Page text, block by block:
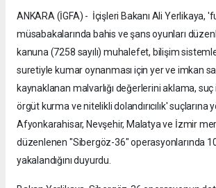
ANKARA (İGFA) - İçişleri Bakanı Ali Yerlikaya,
müsabakalarında bahis ve şans oyunları
kanuna (7258 sayılı) muhalefet, bilişim
suretiyle kumar oynanması için yer ve imkan
kaynaklanan malvarlığı değerlerini aklama,
örgüt kurma ve nitelikli dolandırıcılık' suçlarına
Afyonkarahisar, Nevşehir, Malatya ve İzmir
düzenlenen "Sibergöz-36" operasyonlarında
yakalandığını duyurdu.